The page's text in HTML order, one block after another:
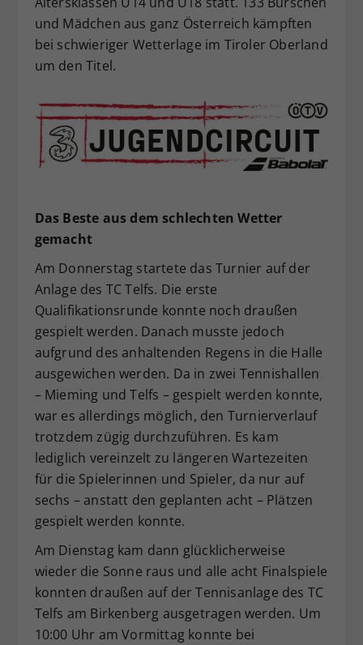
und Mädchen aus ganz Österreich kämpften
bei schwieriger Wetterlage im Tiroler Oberland
um den Titel.
Das Beste aus dem schlechten Wetter
gemacht
Am Donnerstag startete das Turnier auf der
Anlage des TC Telfs. Die erste
Qualifikationsrunde konnte noch draußen
gespielt werden. Danach musste jedoch
aufgrund des anhaltenden Regens in die Halle
ausgewichen werden. Da in zwei Tennishallen
– Mieming und Telfs – gespielt werden konnte,
war es allerdings möglich, den Turnierverlauf
trotzdem zügig durchzuführen. Es kam
lediglich vereinzelt zu längeren Wartezeiten
für die Spielerinnen und Spieler, da nur auf
sechs – anstatt den geplanten acht – Plätzen
gespielt werden konnte.
Am Dienstag kam dann glücklicherweise
wieder die Sonne raus und alle acht Finalspiele
konnten draußen auf der Tennisanlage des TC
Telfs am Birkenberg ausgetragen werden. Um
10:00 Uhr am Vormittag konnte bei
Zweck
Dieser Wert speichert Ihre Consent-
Einstellungen. Unter anderem eine
zufällig generierte ID, für die
historische Speicherung Ihrer
Webseiten-Betreiber dies eingestellt
hat.